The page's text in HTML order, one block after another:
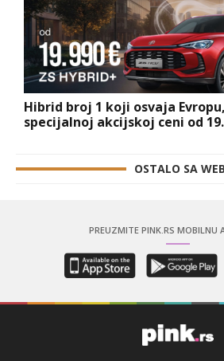
Hibrid broj 1 koji osvaja
specijalnoj akcijskoj ceni od
OSTALO SA
PREUZMITE PINK.RS MOBILNU